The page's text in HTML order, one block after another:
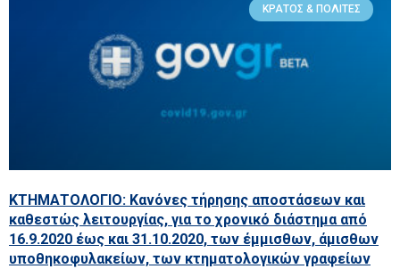
ΚΡΆΤΟΣ & ΠΟΛΊΤΕΣ
ΚΤΗΜΑΤΟΛΟΓΙΟ: Κανόνες τήρησης αποστάσεων και
καθεστώς λειτουργίας, για το χρονικό διάστημα από
16.9.2020 έως και 31.10.2020, των έμμισθων, άμισθων
υποθηκοφυλακείων, των κτηματολογικών γραφείων